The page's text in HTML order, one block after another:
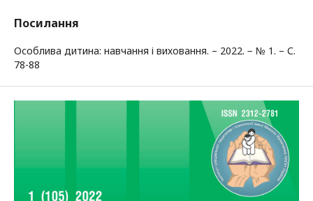
Посилання
Особлива дитина: навчання і виховання. – 2022. − № 1. – С.
78-88